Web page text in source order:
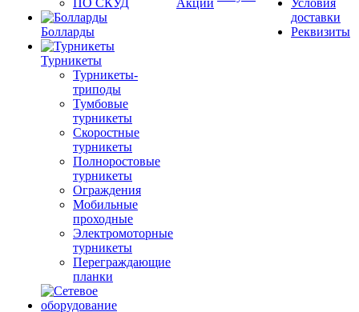
ПО СКУД
Болларды
Турникеты
Турникеты-
триподы
Тумбовые
турникеты
Скоростные
турникеты
Полноростовые
турникеты
Ограждения
Мобильные
проходные
Электромоторные
турникеты
Переграждающие
планки
Акции
Условия
доставки
Реквизиты